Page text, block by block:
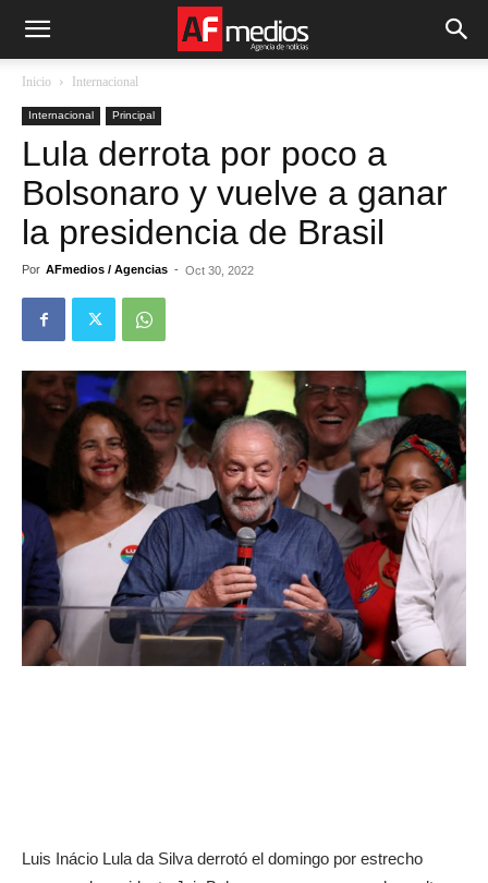
Inicio Internacional
Internacional Principal
Lula derrota por poco a
Bolsonaro y vuelve a ganar
la presidencia de Brasil
Por AFmedios / Agencias - Oct 30, 2022
Luis Inácio Lula da Silva derrotó el domingo por estrecho